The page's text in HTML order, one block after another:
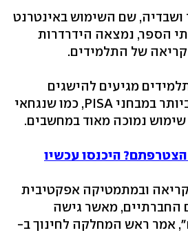
ושבדיה, שם השימוש באינטרנט
הספר, נמצאה הידרדרות
של התלמידים.
מגיעים להישגים
הלימודיים הגבוהים ביותר במבחני PISA, כמו שנגחאי
נמוכה מאוד במחשבים.
הצטרפתם? היכנסו עכשיו
ובמתמטיקה אפקטיבית
החברתיים, מאשר גישה
אמר ראש המחלקה לחינוך ב-